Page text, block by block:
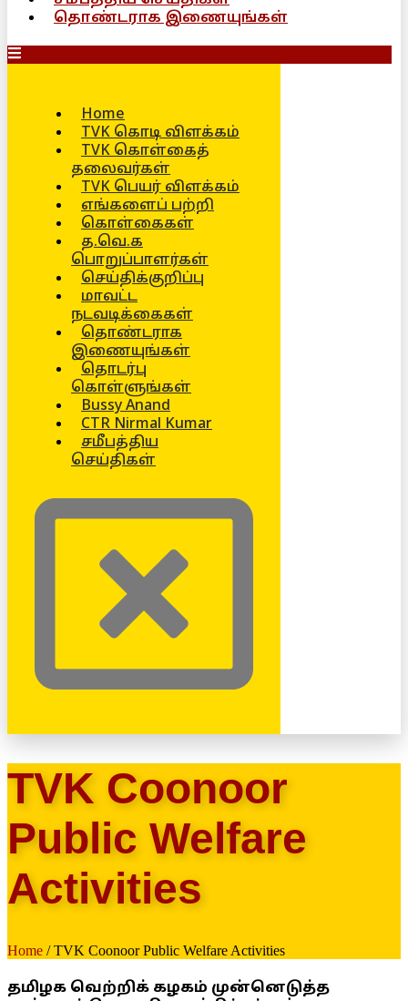
தொண்டராக இணையுங்கள்
Home
TVK கொடி விளக்கம்
TVK கொள்கைத்
தலைவர்கள்
TVK பெயர் விளக்கம்
எங்களைப் பற்றி
கொள்கைகள்
த.வெ.க
பொறுப்பாளர்கள்
செய்திக்குறிப்பு
மாவட்ட
நடவடிக்கைகள்
தொண்டராக
இணையுங்கள்
தொடர்பு
கொள்ளுங்கள்
Bussy Anand
CTR Nirmal Kumar
சமீபத்திய
செய்திகள்
TVK Coonoor
Public Welfare
Activities
Home / TVK Coonoor Public Welfare Activities
தமிழக வெற்றிக் கழகம் முன்னெடுத்த